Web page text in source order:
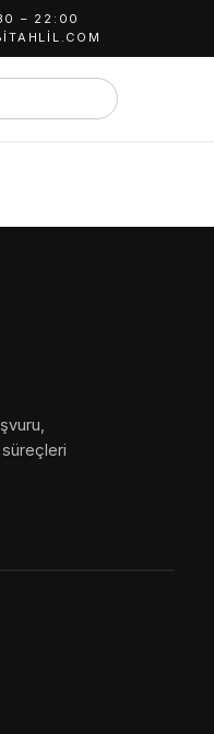
– 22:00